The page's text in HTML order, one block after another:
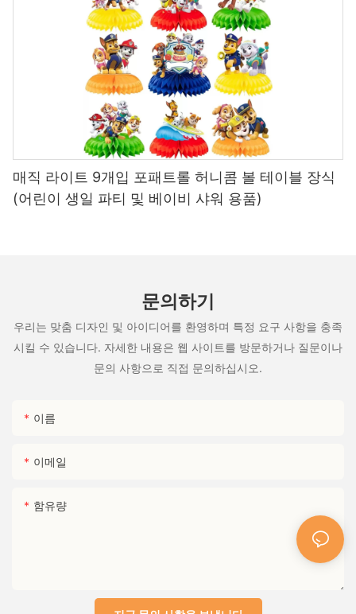
- 추적 성을위한 블록 체인 채택 (지속 가능한 소싱을 증명).
- 시장성을 향상시키기 위해 에코 라벨 (예 : FSC, EU Ecolabel)을
C. 전자 상거래 및 직접 판매를 활용합니다
- Amazon Europe, Etsy 또는 독립 D2C 매장을 통해 전통적인 유통
업체를 우회합니다.
- 디지털 마케팅의 친환경 인증을 강조합니다.
- 사용자 정의 제공 (예 : 개인화 된 생분해 성 파티 키트).
D. 새로운 시장 탐색
유럽은 규제를 강화하는 동안 다른 지역 (예 : 중동, 동남아시아, 라
틴 아메리카)은 여전히 ​​기존의 플라스틱 파티 공급을 허용합니다.
수출 업체는 위험을 완화하기 위해 다각화 할 수 있습니다.
- 기업 고객 (이벤트 플래너, 호텔)은 녹색 정책을 채택하여 B2B 기
회를 창출하고 있습니다.
B. 재료 과학의 혁신
- 식용 반짝이 (해초로 만든)와 식물성 풍선은 새로운 트렌드입니다.
- r에 대한 투자&D는 중국 기업을 지속 가능한 당 제품의 리더로 배
- 중국
에스
매직 라이트 9개입 포패트롤 허니콤 볼 테이블 장식
(어린이 생일 파티 및 베이비 샤워 용품)
문의하기
우리는 맞춤 디자인 및 아이디어를 환영하며 특정 요구 사항을 충족
시킬 수 있습니다. 자세한 내용은 웹 사이트를 방문하거나 질문이나
문의 사항으로 직접 문의하십시오.
이름
이메일
함유량